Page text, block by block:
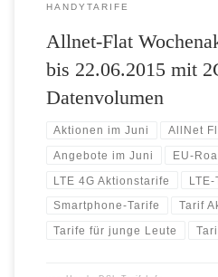
HANDYTARIFE
Allnet-Flat
bis 22.06.2015 mit
Datenvolumen
Aktionen im Juni AllNet
Angebote im Juni EU-
LTE 4G Aktionstarife LTE-
Smartphone-Tarife Tarif
Tarife für junge Leute